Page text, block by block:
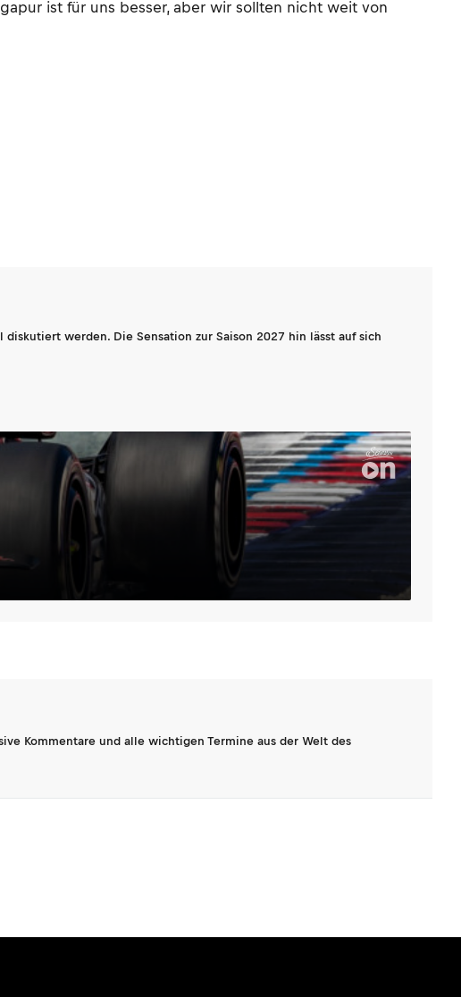
ist für uns besser, aber wir sollten nicht weit von
werden. Die Sensation zur Saison 2027 hin lässt auf sich
Kommentare und alle wichtigen Termine aus der Welt des